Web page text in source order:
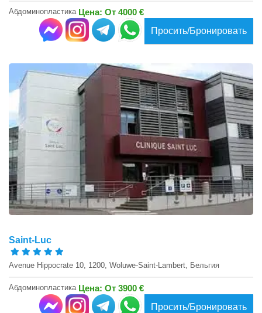
Абдоминопластика Цена: От 4000 €
Просить/Бронировать
Saint-Luc
Avenue Hippocrate 10, 1200, Woluwe-Saint-Lambert, Бельгия
Абдоминопластика Цена: От 3900 €
Просить/Бронировать